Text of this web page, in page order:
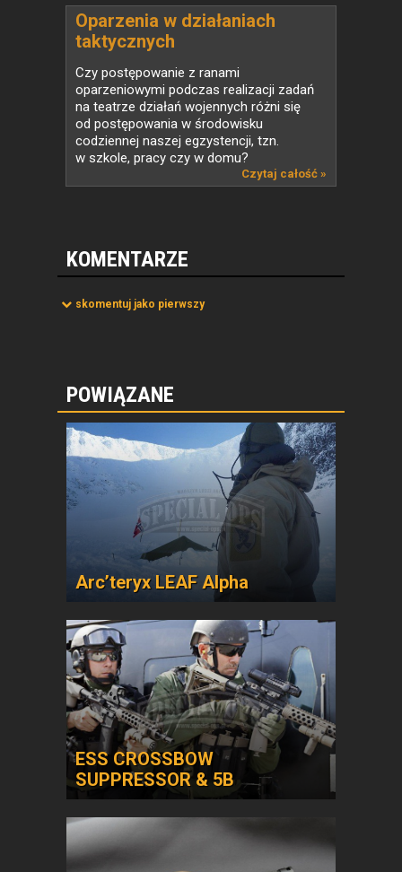
Oparzenia w działaniach
taktycznych
Czy postępowanie z ranami
oparzeniowymi podczas realizacji zadań
na teatrze działań wojennych różni się
od postępowania w środowisku
codziennej naszej egzystencji, tzn.
w szkole, pracy czy w domu?
Czytaj całość »
KOMENTARZE
skomentuj jako pierwszy
POWIĄZANE
Arc’teryx LEAF Alpha
ESS CROSSBOW
SUPPRESSOR & 5B